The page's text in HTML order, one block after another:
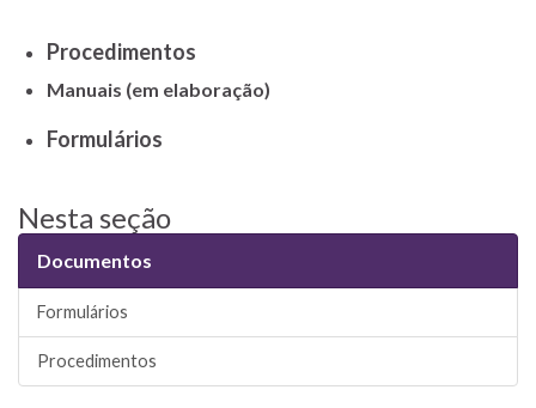
Procedimentos
Manuais (em elaboração)
Formulários
Nesta seção
Documentos
Formulários
Procedimentos